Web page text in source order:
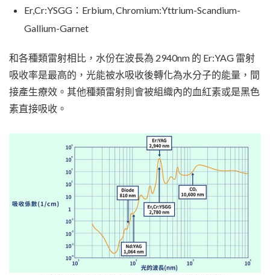
Er,Cr:YSGG：Erbium, Chromium:Yttrium-Scandium-
Gallium-Garnet
和各種類雷射相比，水份在波長為 2940nm 的 Er:YAG 雷射
吸收率是最高的，光能被水吸收後轉化為水分子的能量，間
接產生療效。其他種類雷射則會被組織內的血紅素或是黑色
素直接吸收。